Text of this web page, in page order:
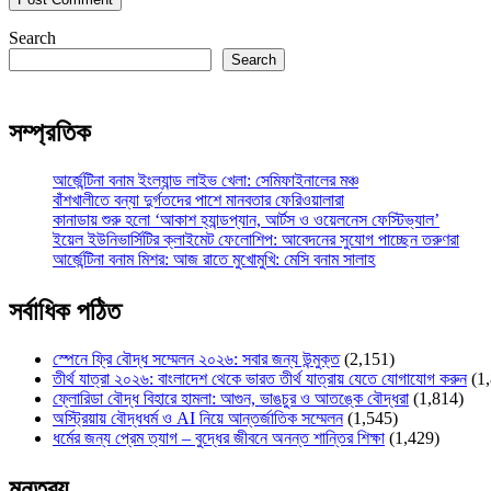
Search
Search
সম্প্রতিক
আর্জেন্টিনা বনাম ইংল্যান্ড লাইভ খেলা: সেমিফাইনালের মঞ্চ
বাঁশখালীতে বন্যা দুর্গতদের পাশে মানবতার ফেরিওয়ালারা
কানাডায় শুরু হলো ‘আকাশ হ্যান্ডপ্যান, আর্টস ও ওয়েলনেস ফেস্টিভ্যাল’
ইয়েল ইউনিভার্সিটির ক্লাইমেট ফেলোশিপ: আবেদনের সুযোগ পাচ্ছেন তরুণরা
আর্জেন্টিনা বনাম মিশর: আজ রাতে মুখোমুখি: মেসি বনাম সালাহ
সর্বাধিক পঠিত
স্পেনে ফ্রি বৌদ্ধ সম্মেলন ২০২৬: সবার জন্য উন্মুক্ত (2,151)
তীর্থ যাত্রা ২০২৬: বাংলাদেশ থেকে ভারত তীর্থ যাত্রায় যেতে যোগাযোগ করুন
ফ্লোরিডা বৌদ্ধ বিহারে হামলা: আগুন, ভাঙচুর ও আতঙ্কে বৌদ্ধরা (1,814)
অস্ট্রিয়ায় বৌদ্ধধর্ম ও AI নিয়ে আন্তর্জাতিক সম্মেলন (1,545)
ধর্মের জন্য প্রেম ত্যাগ – বুদ্ধের জীবনে অনন্ত শান্তির শিক্ষা (1,429)